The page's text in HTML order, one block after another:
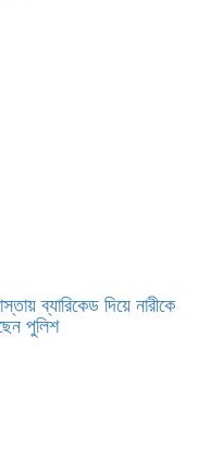
ব্যারিকেড দিয়ে নারীকে
পুলিশ